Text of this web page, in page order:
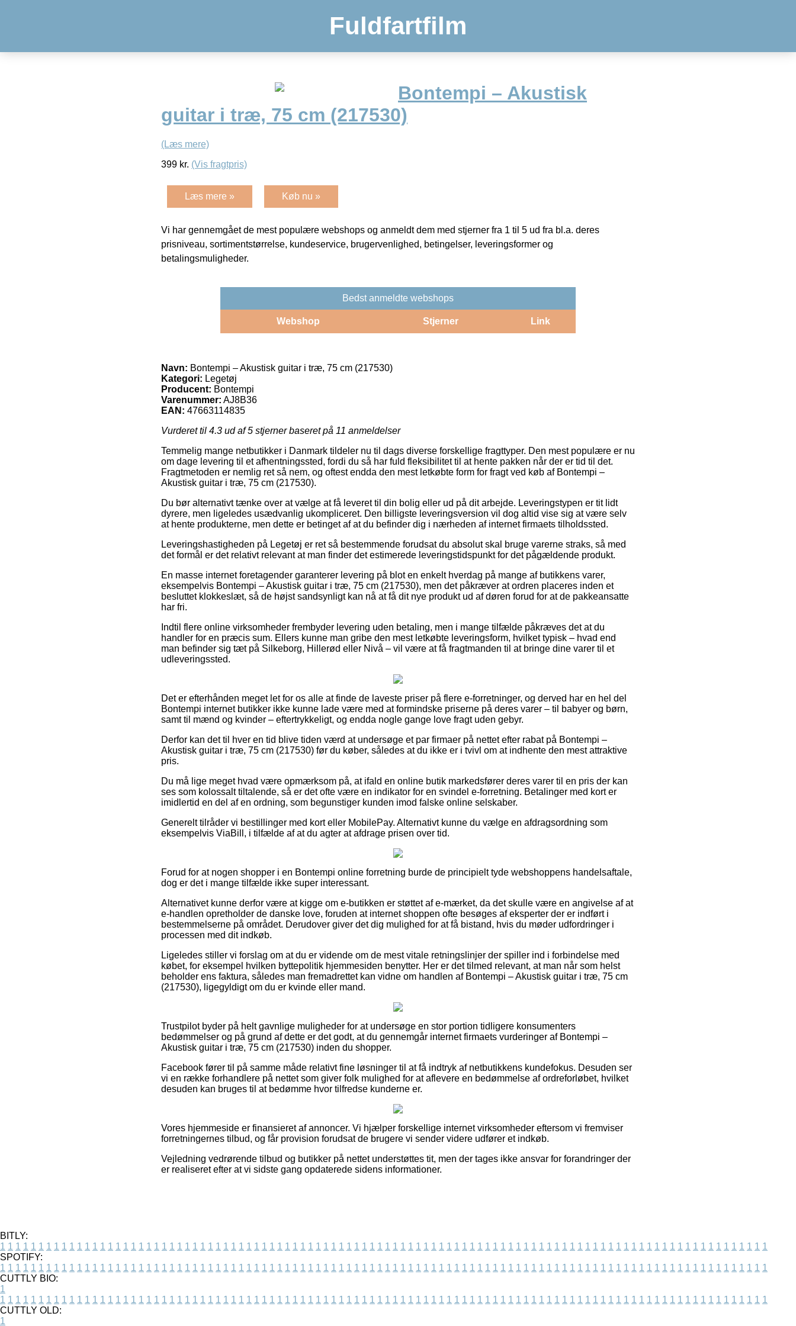
Fuldfartfilm
Bontempi – Akustisk
guitar i træ, 75 cm (217530)
(Læs mere)
399 kr. (Vis fragtpris)
Læs mere » Køb nu »
Vi har gennemgået de mest populære webshops og anmeldt dem med stjerner fra 1 til 5 ud fra bl.a. deres
prisniveau, sortimentstørrelse, kundeservice, brugervenlighed, betingelser, leveringsformer og
betalingsmuligheder.
Bedst anmeldte webshops
Webshop Stjerner Link
Navn: Bontempi – Akustisk guitar i træ, 75 cm (217530)
Kategori: Legetøj
Producent: Bontempi
Varenummer: AJ8B36
EAN: 47663114835
Vurderet til 4.3 ud af 5 stjerner baseret på 11 anmeldelser
Temmelig mange netbutikker i Danmark tildeler nu til dags diverse forskellige fragttyper. Den mest populære er nu
om dage levering til et afhentningssted, fordi du så har fuld fleksibilitet til at hente pakken når der er tid til det.
Fragtmetoden er nemlig ret så nem, og oftest endda den mest letkøbte form for fragt ved køb af Bontempi –
Akustisk guitar i træ, 75 cm (217530).
Du bør alternativt tænke over at vælge at få leveret til din bolig eller ud på dit arbejde. Leveringstypen er tit lidt
dyrere, men ligeledes usædvanlig ukompliceret. Den billigste leveringsversion vil dog altid vise sig at være selv
at hente produkterne, men dette er betinget af at du befinder dig i nærheden af internet firmaets tilholdssted.
Leveringshastigheden på Legetøj er ret så bestemmende forudsat du absolut skal bruge varerne straks, så med
det formål er det relativt relevant at man finder det estimerede leveringstidspunkt for det pågældende produkt.
En masse internet foretagender garanterer levering på blot en enkelt hverdag på mange af butikkens varer,
eksempelvis Bontempi – Akustisk guitar i træ, 75 cm (217530), men det påkræver at ordren placeres inden et
besluttet klokkeslæt, så de højst sandsynligt kan nå at få dit nye produkt ud af døren forud for at de pakkeansatte
har fri.
Indtil flere online virksomheder frembyder levering uden betaling, men i mange tilfælde påkræves det at du
handler for en præcis sum. Ellers kunne man gribe den mest letkøbte leveringsform, hvilket typisk – hvad end
man befinder sig tæt på Silkeborg, Hillerød eller Nivå – vil være at få fragtmanden til at bringe dine varer til et
udleveringssted.
Det er efterhånden meget let for os alle at finde de laveste priser på flere e-forretninger, og derved har en hel del
Bontempi internet butikker ikke kunne lade være med at formindske priserne på deres varer – til babyer og børn,
samt til mænd og kvinder – eftertrykkeligt, og endda nogle gange love fragt uden gebyr.
Derfor kan det til hver en tid blive tiden værd at undersøge et par firmaer på nettet efter rabat på Bontempi –
Akustisk guitar i træ, 75 cm (217530) før du køber, således at du ikke er i tvivl om at indhente den mest attraktive
pris.
Du må lige meget hvad være opmærksom på, at ifald en online butik markedsfører deres varer til en pris der kan
ses som kolossalt tiltalende, så er det ofte være en indikator for en svindel e-forretning. Betalinger med kort er
imidlertid en del af en ordning, som begunstiger kunden imod falske online selskaber.
Generelt tilråder vi bestillinger med kort eller MobilePay. Alternativt kunne du vælge en afdragsordning som
eksempelvis ViaBill, i tilfælde af at du agter at afdrage prisen over tid.
Forud for at nogen shopper i en Bontempi online forretning burde de principielt tyde webshoppens handelsaftale,
dog er det i mange tilfælde ikke super interessant.
Alternativet kunne derfor være at kigge om e-butikken er støttet af e-mærket, da det skulle være en angivelse af at
e-handlen opretholder de danske love, foruden at internet shoppen ofte besøges af eksperter der er indført i
bestemmelserne på området. Derudover giver det dig mulighed for at få bistand, hvis du møder udfordringer i
processen med dit indkøb.
Ligeledes stiller vi forslag om at du er vidende om de mest vitale retningslinjer der spiller ind i forbindelse med
købet, for eksempel hvilken byttepolitik hjemmesiden benytter. Her er det tilmed relevant, at man når som helst
beholder ens faktura, således man fremadrettet kan vidne om handlen af Bontempi – Akustisk guitar i træ, 75 cm
(217530), ligegyldigt om du er kvinde eller mand.
Trustpilot byder på helt gavnlige muligheder for at undersøge en stor portion tidligere konsumenters
bedømmelser og på grund af dette er det godt, at du gennemgår internet firmaets vurderinger af Bontempi –
Akustisk guitar i træ, 75 cm (217530) inden du shopper.
Facebook fører til på samme måde relativt fine løsninger til at få indtryk af netbutikkens kundefokus. Desuden ser
vi en række forhandlere på nettet som giver folk mulighed for at aflevere en bedømmelse af ordreforløbet, hvilket
desuden kan bruges til at bedømme hvor tilfredse kunderne er.
Vores hjemmeside er finansieret af annoncer. Vi hjælper forskellige internet virksomheder eftersom vi fremviser
forretningernes tilbud, og får provision forudsat de brugere vi sender videre udfører et indkøb.
Vejledning vedrørende tilbud og butikker på nettet understøttes tit, men der tages ikke ansvar for forandringer der
er realiseret efter at vi sidste gang opdaterede sidens informationer.
BITLY:
1 1 1 1 1 1 1 1 1 1 1 1 1 1 1 1 1 1 1 1 1 1 1 1 1 1 1 1 1 1 1 1 1 1 1 1 1 1 1 1 1 1 1 1 1 1 1 1 1 1 1 1 1 1 1 1 1 1 1 1 1 1 1 1 1 1 1 1 1 1 1 1 1 1 1 1 1 1 1 1 1 1 1 1 1 1 1 1 1 1 1 1 1 1 1 1 1 1 1 1
SPOTIFY:
1 1 1 1 1 1 1 1 1 1 1 1 1 1 1 1 1 1 1 1 1 1 1 1 1 1 1 1 1 1 1 1 1 1 1 1 1 1 1 1 1 1 1 1 1 1 1 1 1 1 1 1 1 1 1 1 1 1 1 1 1 1 1 1 1 1 1 1 1 1 1 1 1 1 1 1 1 1 1 1 1 1 1 1 1 1 1 1 1 1 1 1 1 1 1 1 1 1 1 1
CUTTLY BIO:
1
1 1 1 1 1 1 1 1 1 1 1 1 1 1 1 1 1 1 1 1 1 1 1 1 1 1 1 1 1 1 1 1 1 1 1 1 1 1 1 1 1 1 1 1 1 1 1 1 1 1 1 1 1 1 1 1 1 1 1 1 1 1 1 1 1 1 1 1 1 1 1 1 1 1 1 1 1 1 1 1 1 1 1 1 1 1 1 1 1 1 1 1 1 1 1 1 1 1 1 1
CUTTLY OLD:
1